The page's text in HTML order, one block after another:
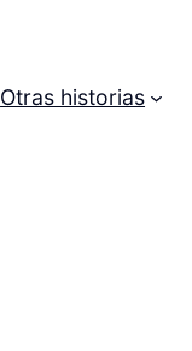
Otras historias